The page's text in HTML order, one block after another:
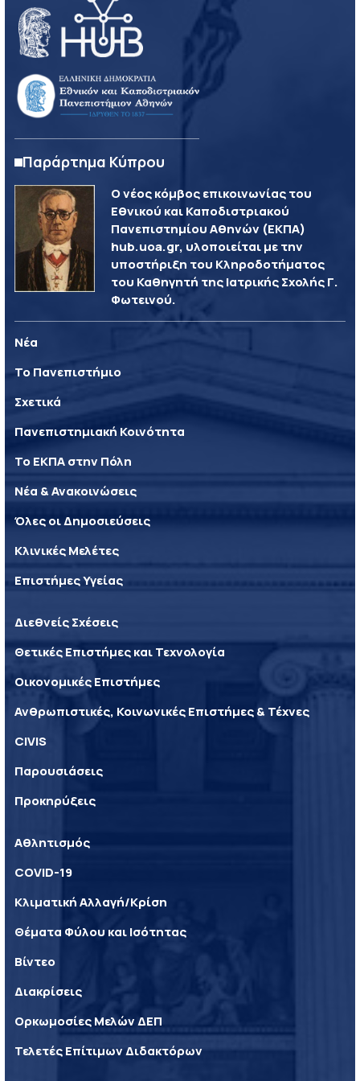
Παράρτημα Κύπρου
Ο νέος κόμβος επικοινωνίας του
Εθνικού και Καποδιστριακού
Πανεπιστημίου Αθηνών (ΕΚΠΑ)
hub.uoa.gr, υλοποιείται με την
υποστήριξη του Κληροδοτήματος
του Καθηγητή της Ιατρικής Σχολής Γ.
Φωτεινού.
Νέα
Το Πανεπιστήμιο
Σχετικά
Πανεπιστημιακή Κοινότητα
Το ΕΚΠΑ στην Πόλη
Νέα & Ανακοινώσεις
Όλες οι Δημοσιεύσεις
Κλινικές Μελέτες
Επιστήμες Υγείας
Διεθνείς Σχέσεις
Θετικές Επιστήμες και Τεχνολογία
Οικονομικές Επιστήμες
Ανθρωπιστικές, Κοινωνικές Επιστήμες & Τέχνες
CIVIS
Παρουσιάσεις
Προκηρύξεις
Αθλητισμός
COVID-19
Κλιματική Αλλαγή/Κρίση
Θέματα Φύλου και Ισότητας
Βίντεο
Διακρίσεις
Ορκωμοσίες Μελών ΔΕΠ
Τελετές Επίτιμων Διδακτόρων